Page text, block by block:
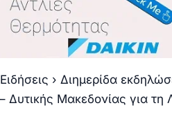
Ειδήσεις › Διημερίδα
Δυτικής Μακεδονίας για τη